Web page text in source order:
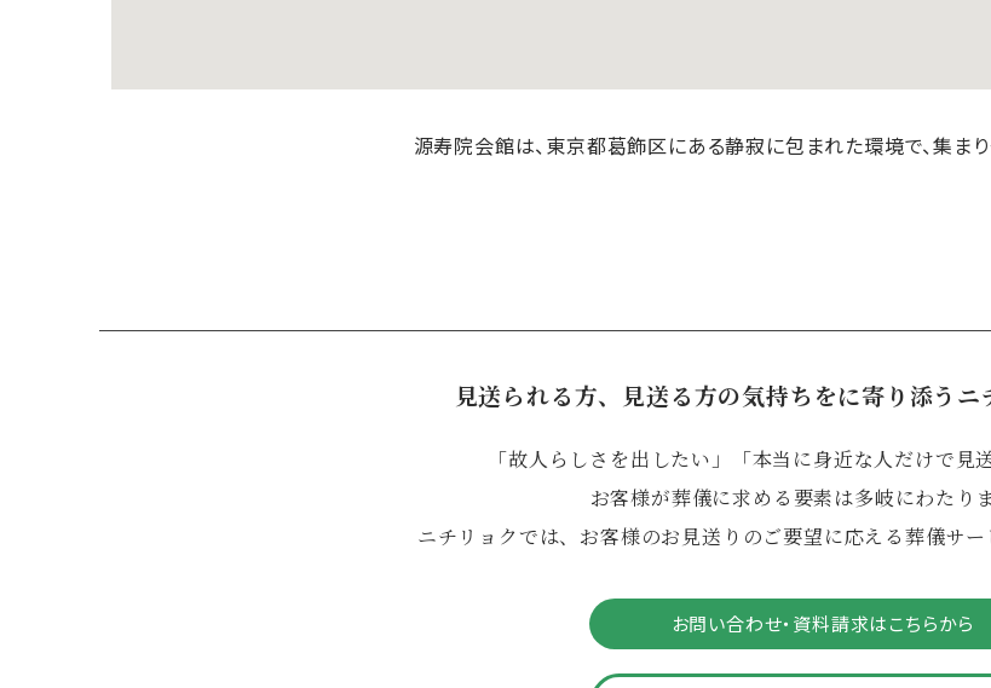
源寿院会館は、東京都葛飾区にある静寂に包まれた環境で、集ま
見送られる方、見送る方の気持ちをに寄り添う
「故人らしさを出したい」「本当に身近な人だけで見
お客様が葬儀に求める要素は多岐にわたりま
ニチリョクでは、お客様のお見送りのご要望に応える葬儀サー
お問い合わせ・資料請求はこちらか